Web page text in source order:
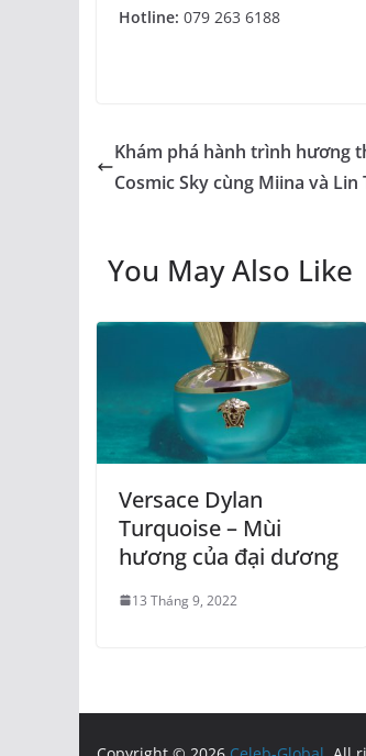
Hotline: 079 263 6188
Khám phá hành trình hương
Cosmic Sky cùng Miina và Lin
You May Also Like
Versace Dylan
Turquoise – Mùi
hương của đại dương
13 Tháng 9, 2022